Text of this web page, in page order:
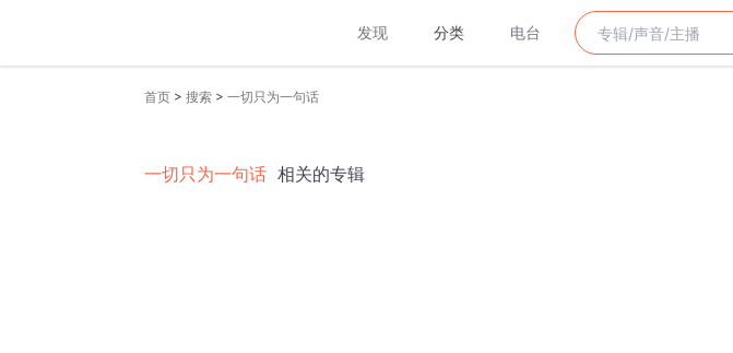
发现 分类 电台
首页 > 搜索 > 一切只为一句话
一切只为一句话 相关的专辑